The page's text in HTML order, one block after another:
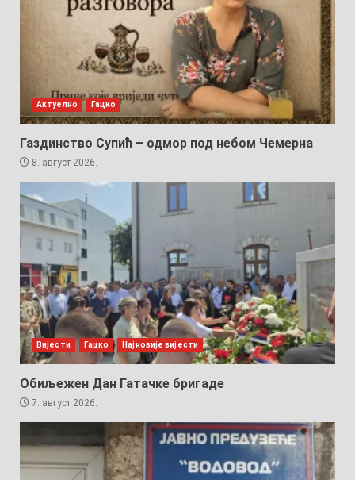
Актуелно Гацко
Газдинство Супић – одмор под небом Чемерна
8. август 2026.
Вијести Гацко Најновије вијести
Обиљежен Дан Гатачке бригаде
7. август 2026.